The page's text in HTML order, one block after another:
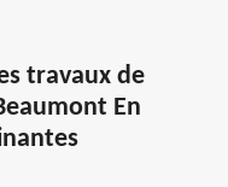
travaux de
En